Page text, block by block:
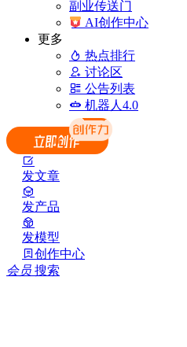
副业传送门
AI创作中心
更多
热点排行
讨论区
公告列表
机器人4.0
发文章
发产品
发模型
创作中心
会员 搜索